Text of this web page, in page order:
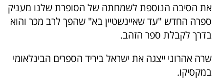
את הסיבה הנוספת לשמחתה של הסופרת שלנו מעניק
ספרה החדש "עד שאיינשטיין בא" שהפך לרב מכר והוא
בדרך לקבלת ספר הזהב.
שרה אהרוני ייצגה את ישראל ביריד הספרים הבינלאומי
במקסיקו.